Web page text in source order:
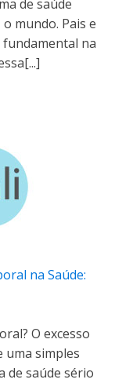
de saúde
mundo. Pais e
na
na Saúde:
O excesso
uma simples
de saúde sério